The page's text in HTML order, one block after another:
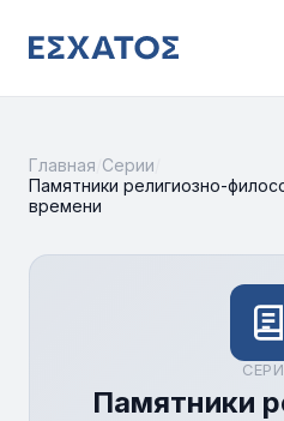
Главная Серии
Памятники религиозно-
времени
Памятники